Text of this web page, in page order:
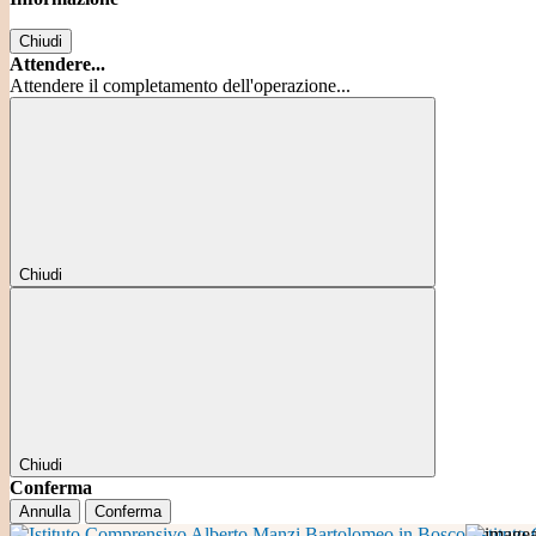
Chiudi
Attendere...
Attendere il completamento dell'operazione...
Chiudi
Chiudi
Conferma
Annulla Conferma